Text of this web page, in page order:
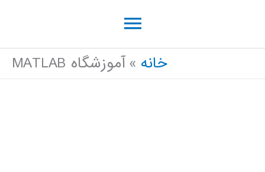
فهرست
اصلیخانه آموزشگاه MATLAB